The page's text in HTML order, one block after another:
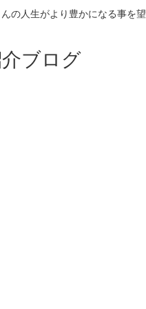
の人生がより豊かになる事を
ブログ